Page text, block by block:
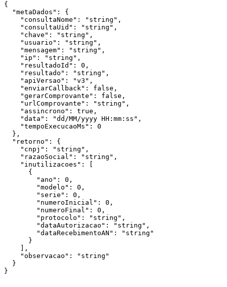
{
  "metaDados": {
    "consultaNome": "string",
    "consultaUid": "string",
    "chave": "string",
    "usuario": "string",
    "mensagem": "string",
    "ip": "string",
    "resultadoId": 0,
    "resultado": "string",
    "apiVersao": "v3",
    "enviarCallback": false,
    "gerarComprovante": false,
    "urlComprovante": "string",
    "assincrono": true,
    "data": "dd/MM/yyyy HH:mm:ss",
    "tempoExecucaoMs": 0
  },
  "retorno": {
    "cnpj": "string",
    "razaoSocial": "string",
    "inutilizacoes": [
      {
        "ano": 0,
        "modelo": 0,
        "serie": 0,
        "numeroInicial": 0,
        "numeroFinal": 0,
        "protocolo": "string",
        "dataAutorizacao": "string",
        "dataRecebimentoAN": "string"
      }
    ],
    "observacao": "string"
  }
}